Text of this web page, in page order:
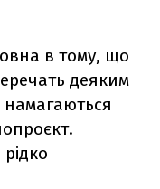
в тому, що
деяким
намагаються